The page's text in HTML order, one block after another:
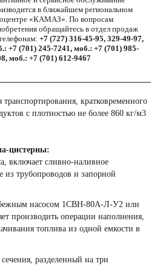
в ближайшем региональном
«КАМАЗ». По вопросам
обращайтесь в отдел продаж
+7 (727) 316-45-95, 329-49-97,
+7 (701) 245-7241, моб.: +7 (701) 985-
моб.: +7 (701) 612-9467
транспортирования, кратковременного
с плотностью не более 860 кг/м3
цистерны:
включает сливно-наливное
из трубопроводов и запорной
насосом 1СВН-80А-Л-У2 или
производить операции наполнения,
топлива из одной емкости в
разделенный на три